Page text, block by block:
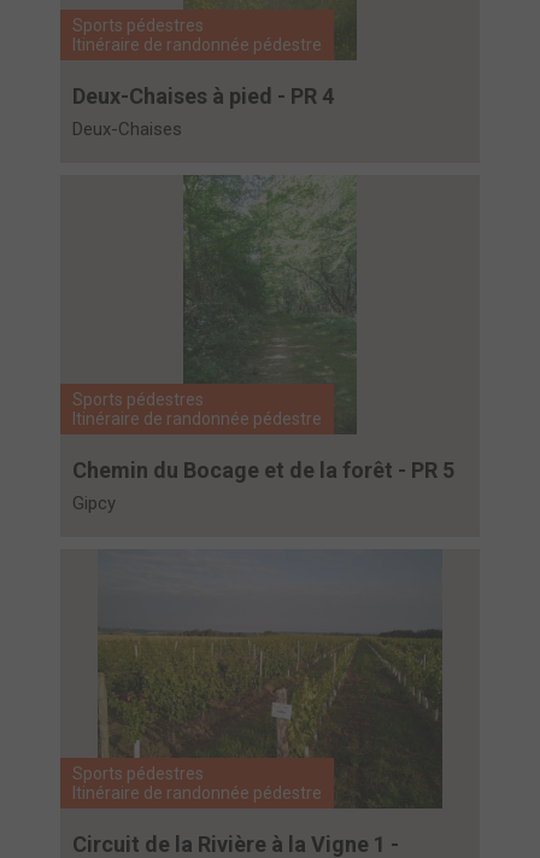
Sports pédestres
Itinéraire de randonnée pédestre
Deux-Chaises à pied - PR 4
Deux-Chaises
Sports pédestres
Itinéraire de randonnée pédestre
Chemin du Bocage et de la forêt - PR 5
Gipcy
Sports pédestres
Itinéraire de randonnée pédestre
Circuit de la Rivière à la Vigne 1 -